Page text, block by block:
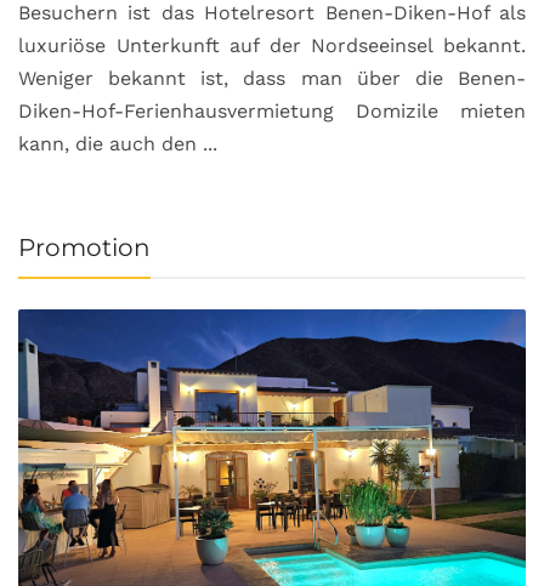
Besuchern ist das Hotelresort Benen-Diken-Hof als
luxuriöse Unterkunft auf der Nordseeinsel bekannt.
Weniger bekannt ist, dass man über die Benen-
Diken-Hof-Ferienhausvermietung Domizile mieten
kann, die auch den ...
Promotion